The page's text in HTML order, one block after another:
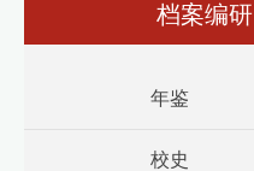
档案编研
年鉴
校史